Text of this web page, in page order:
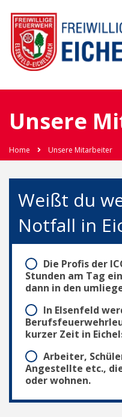
Unsere
Home Unsere Mitarbeiter
Weißt du
Notfall in
Die Profis der
Stunden am Tag
dann in den
In Elsenfeld
kurzer Zeit in
Arbeiter,
Angestellte etc.,
oder wohnen.